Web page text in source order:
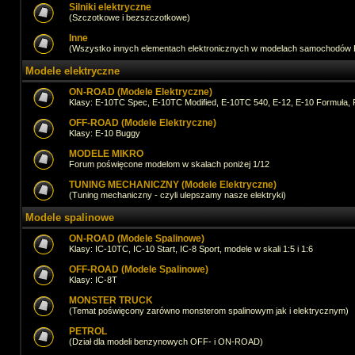
Silniki elektryczne
(Szczotkowe i bezszczotkowe)
Inne
(Wszystko innych elementach elektronicznych w modelach samochodów
Modele elektryczne
ON-ROAD (Modele Elektryczne)
Klasy: E-10TC Spec, E-10TC Modified, E-10TC 540, E-12, E-10 Formuła,
OFF-ROAD (Modele Elektryczne)
Klasy: E-10 Buggy
MODELE MIKRO
Forum poświęcone modelom w skalach poniżej 1/12
TUNING MECHANICZNY (Modele Elektryczne)
(Tuning mechaniczny - czyli ulepszamy nasze elektryki)
Modele spalinowe
ON-ROAD (Modele Spalinowe)
Klasy: IC-10TC, IC-10 Start, IC-8 Sport, modele w skali 1:5 i 1:6
OFF-ROAD (Modele Spalinowe)
Klasy: IC-8T
MONSTER TRUCK
(Temat poświęcony zarówno monsterom spalinowym jak i elektrycznym)
PETROL
(Dział dla modeli benzynowych OFF- i ON-ROAD)